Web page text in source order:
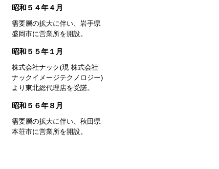
昭和５４年４月
需要層の拡大に伴い、岩手県
盛岡市に営業所を開設。
昭和５５年１月
株式会社ナック(現 株式会社
ナックイメージテクノロジー)
より東北総代理店を受諾。
昭和５６年８月
需要層の拡大に伴い、秋田県
本荘市に営業所を開設。